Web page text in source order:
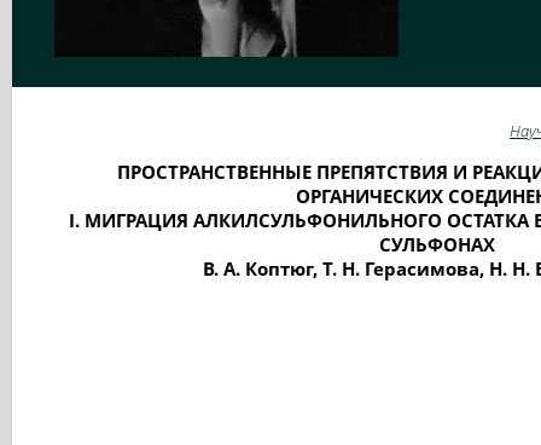
ПРОСТРАНСТВЕННЫЕ ПРЕПЯТСТВИЯ И
ОРГАНИЧЕСКИХ
I. МИГРАЦИЯ АЛКИЛСУЛЬФОНИЛЬНОГО ОСТАТКА
СУЛЬФОНАХ
В. А. Коптюг, Т. Н. Герасимова, Н.